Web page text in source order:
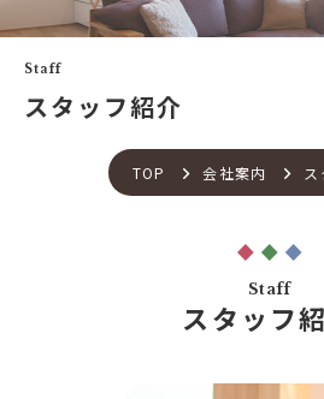
買いたい
中古×RF(リノベ)
新築建売購入サポート
不動産流通の仕組み
住宅ローンサポート
TOP 会社案内
Staff
スタッフ紹介
Staff
スタッフ